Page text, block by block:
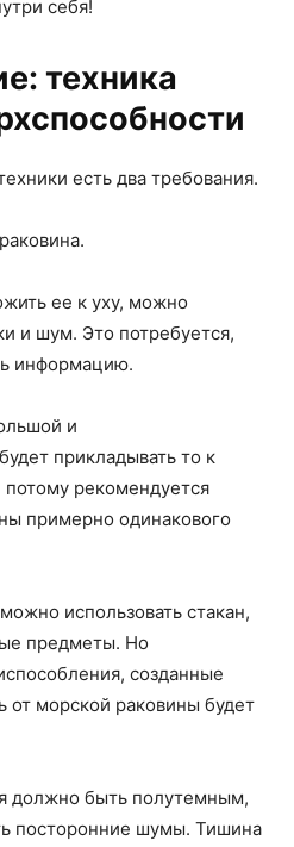
себя!
техника
есть два требования.
ее к уху, можно
и шум. Это потребуется,
информацию.
и
прикладывать то к
потому рекомендуется
примерно одинакового
использовать стакан,
предметы. Но
созданные
от морской раковины будет
должно быть полутемным,
посторонние шумы. Тишина